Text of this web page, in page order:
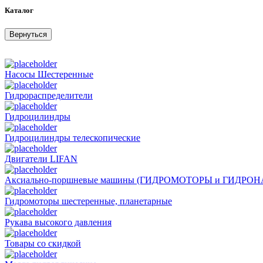
Каталог
Вернуться
Насосы Шестеренные
Гидрораспределители
Гидроцилиндры
Гидроцилиндры телескопические
Двигатели LIFAN
Аксиально-поршневые машины (ГИДРОМОТОРЫ и
Гидромоторы шестеренные, планетарные
Рукава высокого давления
Товары со скидкой